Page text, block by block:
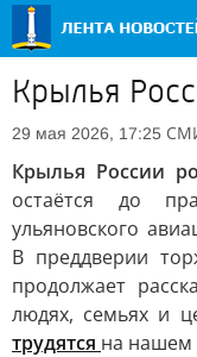
Крылья
29 мая 2026, 17:25
Крылья России
остаётся до
ульяновского
В преддверии
продолжает
людях, семьях и
трудятся на нашем